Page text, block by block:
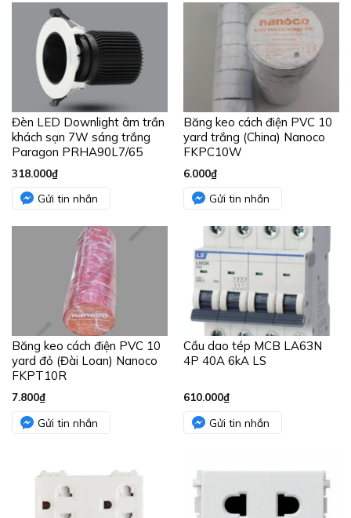
Đèn LED Downlight âm trần
khách sạn 7W sáng trắng
Paragon PRHA90L7/65
318.000₫
Gửi tin nhắn
Băng keo cách điện PVC 10
yard trắng (China) Nanoco
FKPC10W
6.000₫
Gửi tin nhắn
Băng keo cách điện PVC 10
yard đỏ (Đài Loan) Nanoco
FKPT10R
7.800₫
Gửi tin nhắn
Cầu dao tép MCB LA63N
4P 40A 6kA LS
610.000₫
Gửi tin nhắn